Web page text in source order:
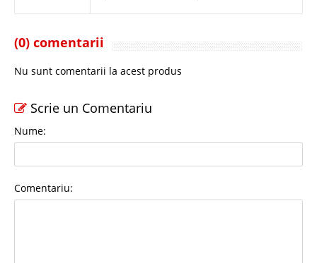
(0) comentarii
Nu sunt comentarii la acest produs
Scrie un Comentariu
Nume:
Comentariu: